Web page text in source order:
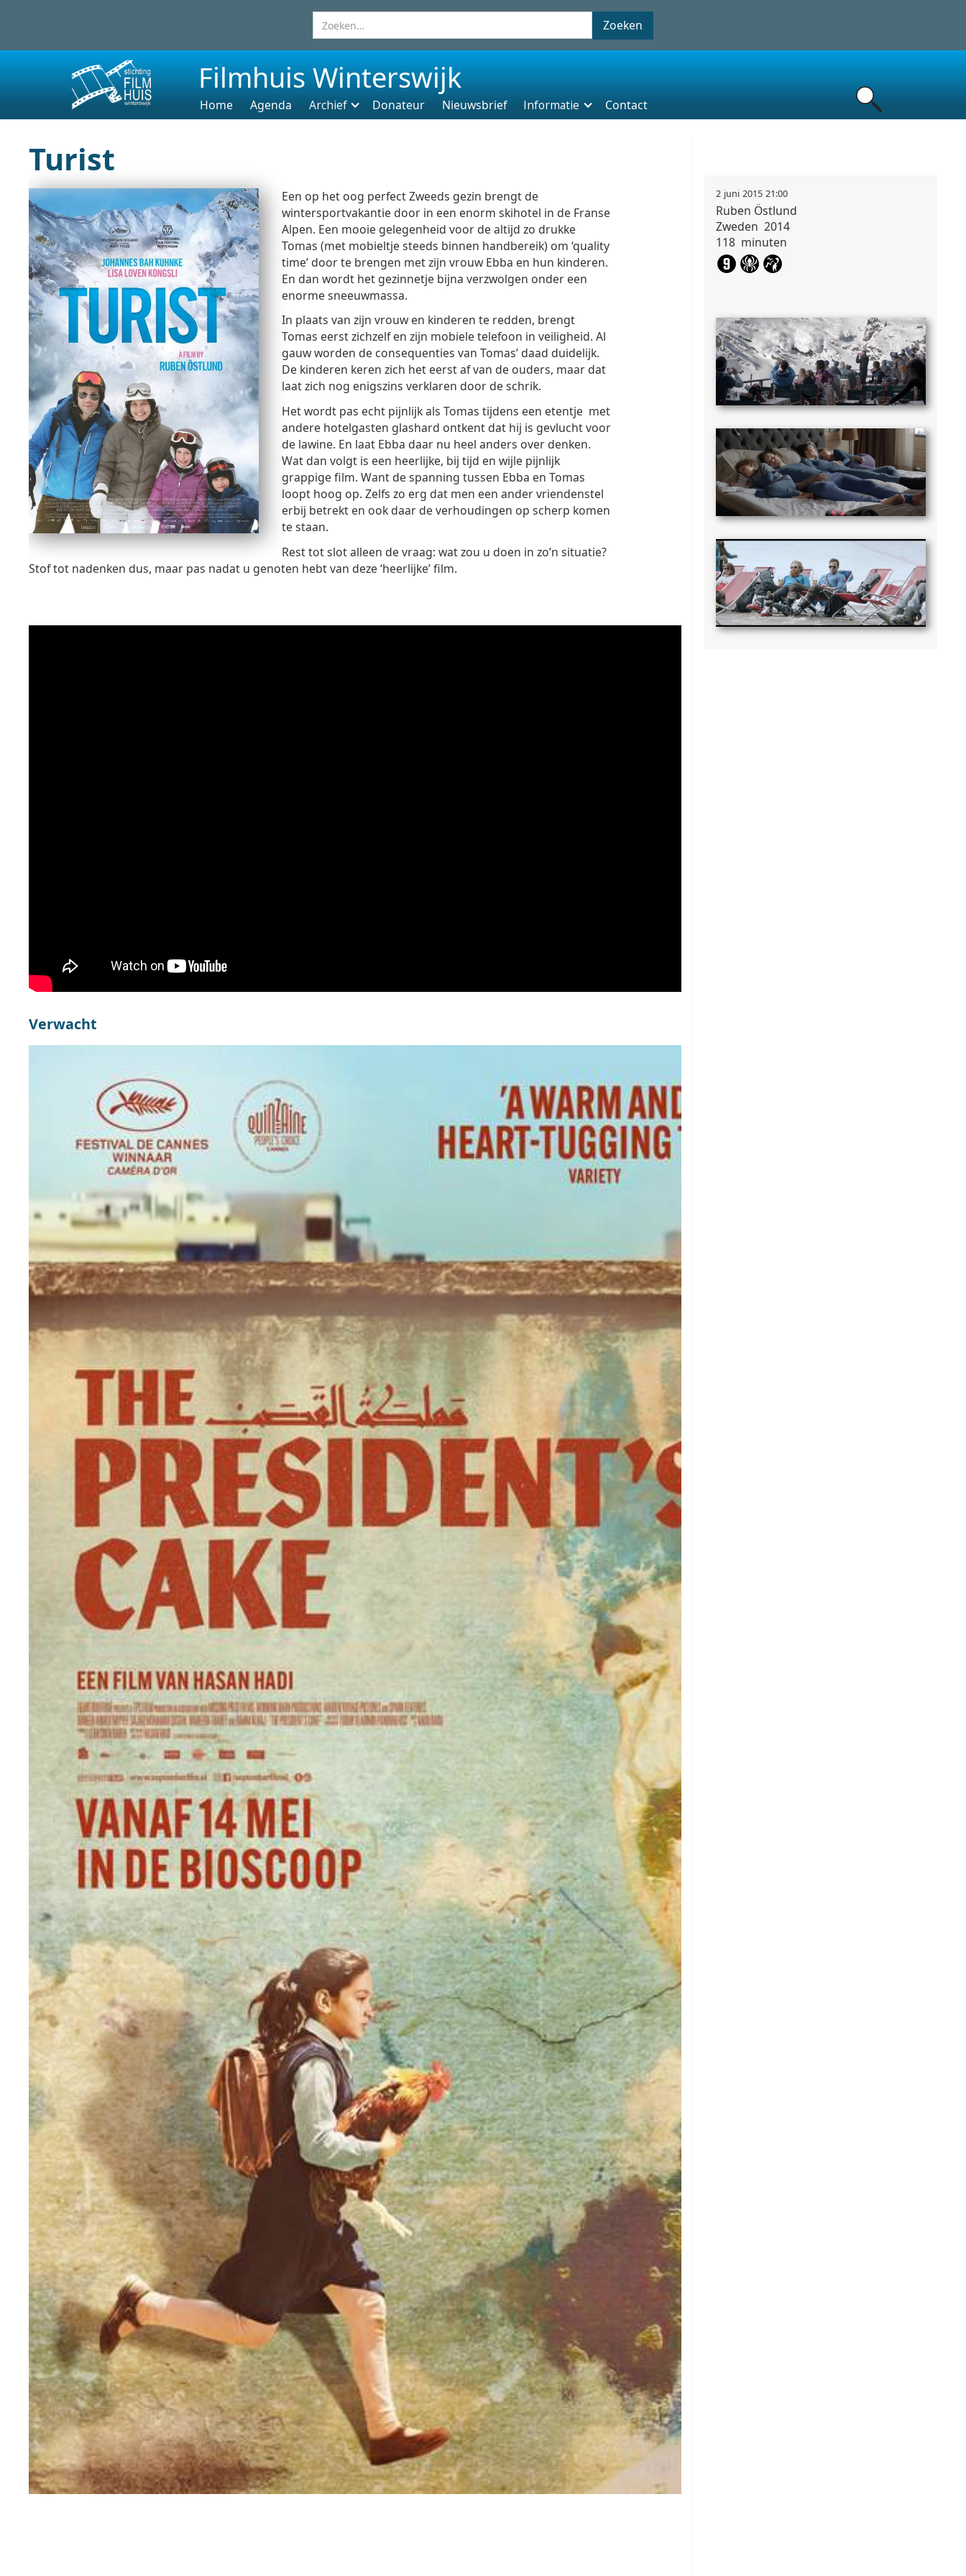
Filmhuis Winterswijk
Home Agenda Archief Donateur Nieuwsbrief Informatie Contact
Turist
Een op het oog perfect Zweeds gezin brengt de
wintersportvakantie door in een enorm skihotel in de Franse
Alpen. Een mooie gelegenheid voor de altijd zo drukke
Tomas (met mobieltje steeds binnen handbereik) om ‘quality
time’ door te brengen met zijn vrouw Ebba en hun kinderen.
En dan wordt het gezinnetje bijna verzwolgen onder een
enorme sneeuwmassa.
In plaats van zijn vrouw en kinderen te redden, brengt
Tomas eerst zichzelf en zijn mobiele telefoon in veiligheid. Al
gauw worden de consequenties van Tomas’ daad duidelijk.
De kinderen keren zich het eerst af van de ouders, maar dat
laat zich nog enigszins verklaren door de schrik.
Het wordt pas echt pijnlijk als Tomas tijdens een etentje met
andere hotelgasten glashard ontkent dat hij is gevlucht voor
de lawine. En laat Ebba daar nu heel anders over denken.
Wat dan volgt is een heerlijke, bij tijd en wijle pijnlijk
grappige film. Want de spanning tussen Ebba en Tomas
loopt hoog op. Zelfs zo erg dat men een ander vriendenstel
erbij betrekt en ook daar de verhoudingen op scherp komen
te staan.
Rest tot slot alleen de vraag: wat zou u doen in zo’n situatie?
Stof tot nadenken dus, maar pas nadat u genoten hebt van deze ‘heerlijke’ film.
Verwacht
2 juni 2015 21:00
Ruben Östlund
Zweden 2014
118 minuten